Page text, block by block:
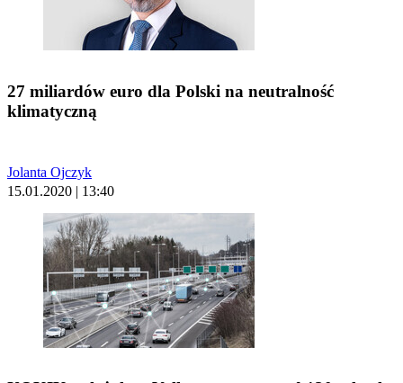
27 miliardów euro dla Polski na neutralność
klimatyczną
Jolanta Ojczyk
15.01.2020 | 13:40